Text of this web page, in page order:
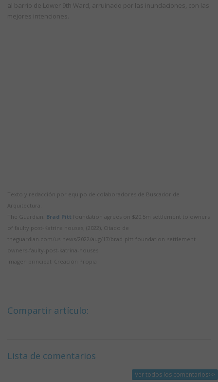
al barrio de Lower 9th Ward, arruinado por las inundaciones, con las
mejores intenciones.
Texto y redacción por equipo de colaboradores de Buscador de
Arquitectura.
The Guardian, Brad Pitt foundation agrees on $20.5m settlement to owners
of faulty post-Katrina houses, (2022), Citado de
theguardian.com/us-news/2022/aug/17/brad-pitt-foundation-settlement-
owners-faulty-post-katrina-houses
Imagen principal: Creación Propia
Compartir artículo:
Lista de comentarios
Ver todos los comentarios>>